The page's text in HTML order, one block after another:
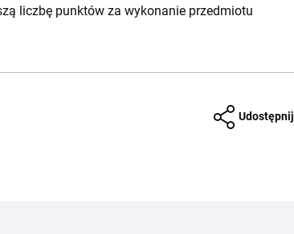
liczbę punktów za wykonanie przedmiotu
Udostępnij